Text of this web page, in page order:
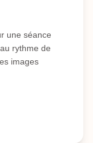
une séance
rythme de
images